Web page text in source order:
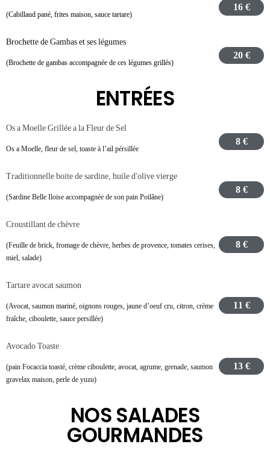
(Cabillaud pané, frites maison, sauce tartare)
16 €
Brochette de Gambas et ses légumes
(Brochette de gambas accompagnée de ces légumes grillés)
20 €
ENTRÉES
Os a Moelle Grillée a la Fleur de Sel
Os a Moelle, fleur de sel, toaste à l’ail pérsillée
8 €
Traditionnelle boite de sardine, huile d'olive vierge
(Sardine Belle Iloise accompagnée de son pain Poilâne)
8 €
Croustillant de chèvre
(Feuille de brick, fromage de chèvre, herbes de provence, tomates cerises,
miel, salade)
8 €
Tartare avocat saumon
(Avocat, saumon mariné, oignons rouges, jaune d’oeuf cru, citron, crème
fraîche, ciboulette, sauce persillée)
11 €
Avocado Toaste
(pain Focaccia toasté, crème ciboulette, avocat, agrume, grenade, saumon
gravelax maison, perle de yuzu)
13 €
NOS SALADES
GOURMANDES